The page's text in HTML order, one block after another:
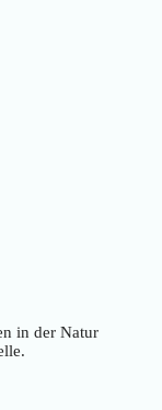
in der Natur